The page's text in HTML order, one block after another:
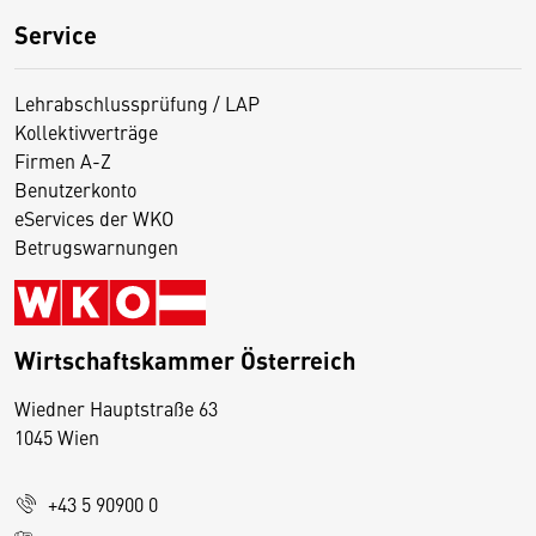
Service
Lehrabschlussprüfung / LAP
Kollektivverträge
Firmen A-Z
Benutzerkonto
eServices der WKO
Betrugswarnungen
Wirtschaftskammer Österreich
Wiedner Hauptstraße 63
1045 Wien
+43 5 90900 0
D
s